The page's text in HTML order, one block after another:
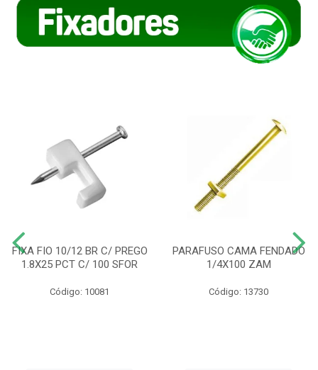
FIXA FIO 10/12 BR C/ PREGO
1.8X25 PCT C/ 100 SFOR
Código: 10081
PARAFUSO CAMA FENDADO
1/4X100 ZAM
Código: 13730